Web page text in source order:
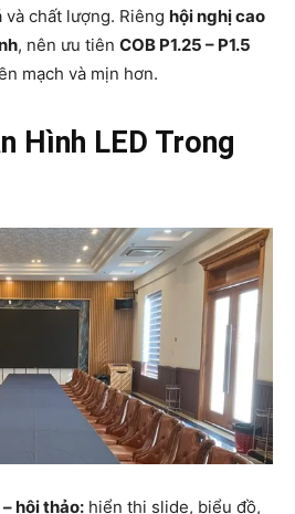
chất lượng. Riêng hội nghị cao
, nên ưu tiên COB P1.25 – P1.5
mạch và mịn hơn.
Hình LED Trong
hội thảo: hiển thị slide, biểu đồ,